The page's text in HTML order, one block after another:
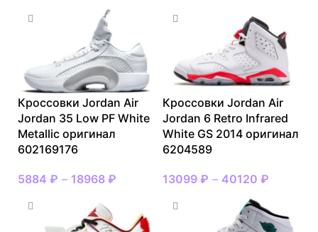
Кроссовки Jordan Air
Jordan 35 Low PF White
Metallic оригинал
602169176
5884 ₽ – 18968 ₽
Кроссовки Jordan Air
Jordan 6 Retro Infrared
White GS 2014 оригинал
6204589
13099 ₽ – 40120 ₽